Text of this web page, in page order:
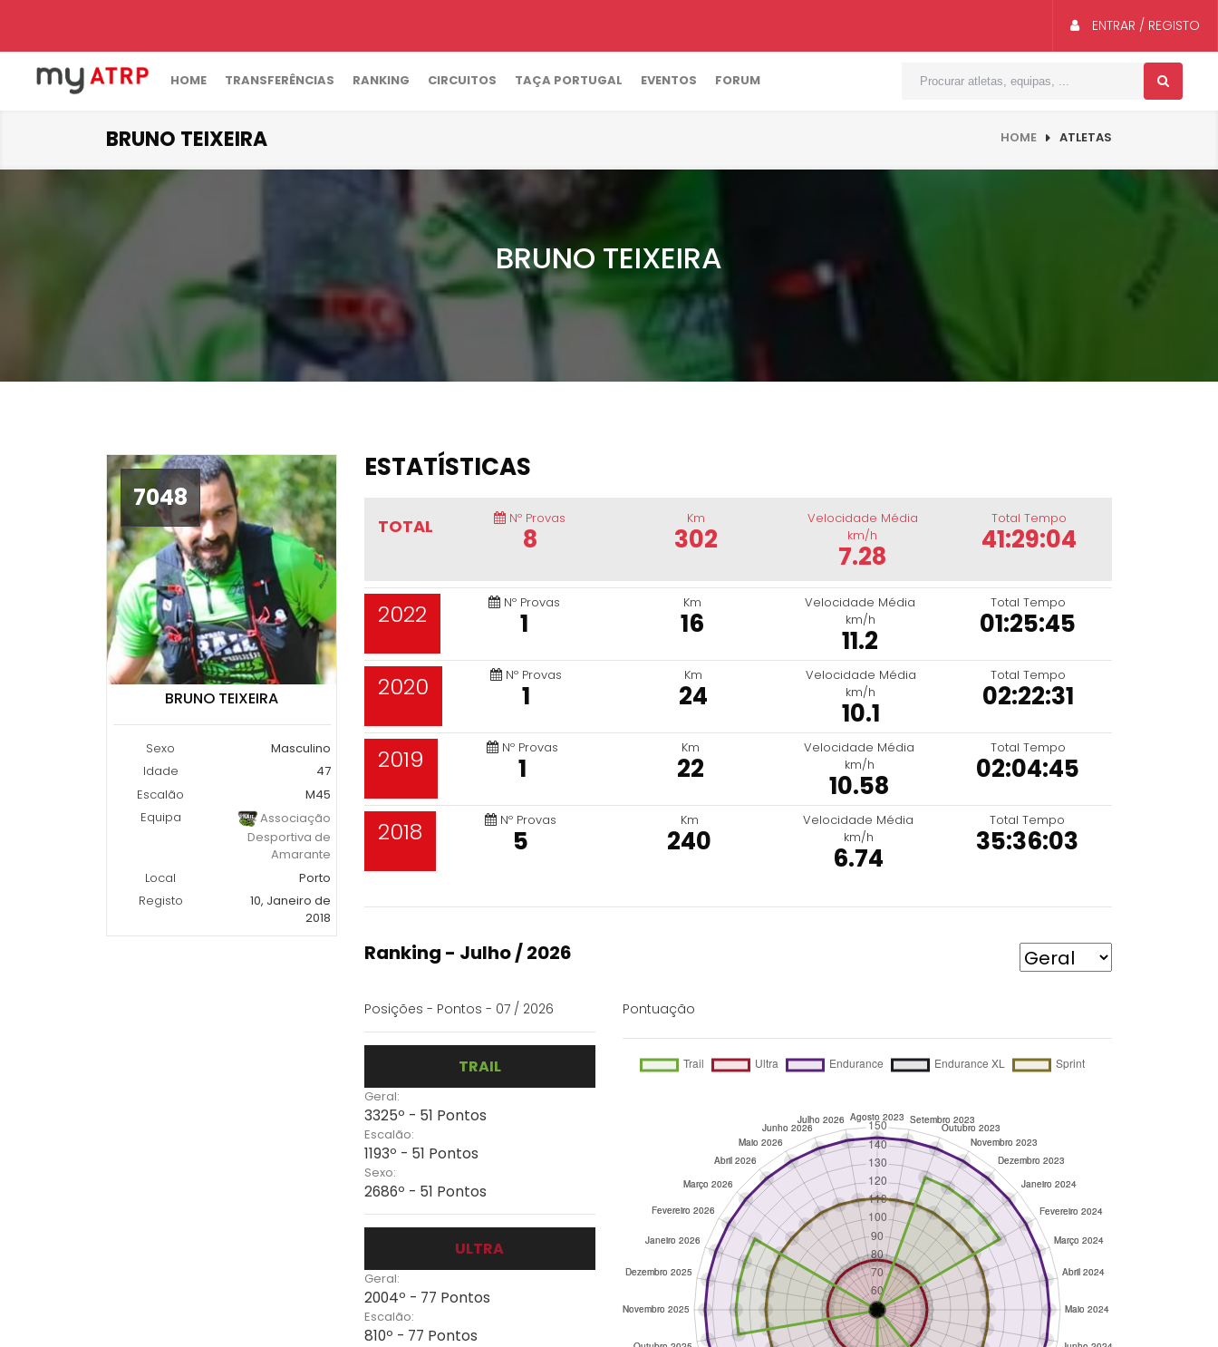
ENTRAR / REGISTO
HOME TRANSFERÊNCIAS RANKING CIRCUITOS TAÇA PORTUGAL EVENTOS FORUM
BRUNO TEIXEIRA HOME ATLETAS
BRUNO TEIXEIRA
7048
BRUNO TEIXEIRA
Sexo
Masculino
Idade
47
Escalão
M45
Equipa
Associação
Desportiva de
Amarante
Local
Porto
Registo
10, Janeiro de
2018
ESTATÍSTICAS
TOTAL Nº Provas
8
Km
302
Velocidade Média
km/h
7.28
Total Tempo
41:29:04
2022 Nº Provas
1
Km
16
Velocidade Média
km/h
11.2
Total Tempo
01:25:45
2020 Nº Provas
1
Km
24
Velocidade Média
km/h
10.1
Total Tempo
02:22:31
2019 Nº Provas
1
Km
22
Velocidade Média
km/h
10.58
Total Tempo
02:04:45
2018 Nº Provas
5
Km
240
Velocidade Média
km/h
6.74
Total Tempo
35:36:03
Ranking - Julho / 2026
Posições - Pontos - 07 / 2026
TRAIL
Geral:
3325º - 51 Pontos
Escalão:
1193º - 51 Pontos
Sexo:
2686º - 51 Pontos
ULTRA
Geral:
2004º - 77 Pontos
Escalão:
810º - 77 Pontos
Pontuação